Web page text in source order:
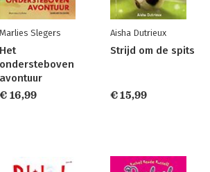
Marlies Slegers
Het
ondersteboven
avontuur
€ 16,99
Aisha Dutrieux
Strijd om de spits
€ 15,99